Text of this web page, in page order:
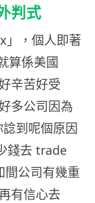
判式
」，個人即著
算係美國
辛苦好受
多公司因為
到呢個原因
錢去 trade
間公司有幾重
有信心去